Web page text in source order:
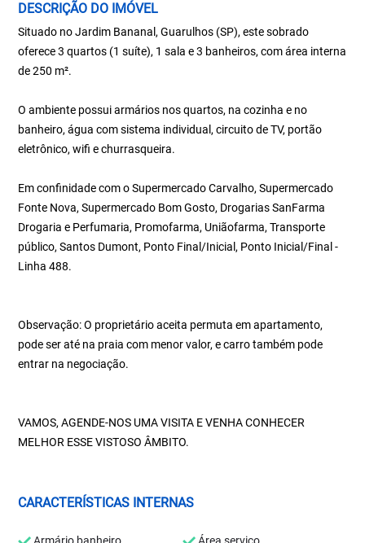
DESCRIÇÃO DO IMÓVEL
Situado no Jardim Bananal, Guarulhos (SP), este sobrado
oferece 3 quartos (1 suíte), 1 sala e 3 banheiros, com área interna
de 250 m².
O ambiente possui armários nos quartos, na cozinha e no
banheiro, água com sistema individual, circuito de TV, portão
eletrônico, wifi e churrasqueira.
Em confinidade com o Supermercado Carvalho, Supermercado
Fonte Nova, Supermercado Bom Gosto, Drogarias SanFarma
Drogaria e Perfumaria, Promofarma, Uniãofarma, Transporte
público, Santos Dumont, Ponto Final/Inicial, Ponto Inicial/Final -
Linha 488.
Observação: O proprietário aceita permuta em apartamento,
pode ser até na praia com menor valor, e carro também pode
entrar na negociação.
VAMOS, AGENDE-NOS UMA VISITA E VENHA CONHECER
MELHOR ESSE VISTOSO ÂMBITO.
CARACTERÍSTICAS INTERNAS